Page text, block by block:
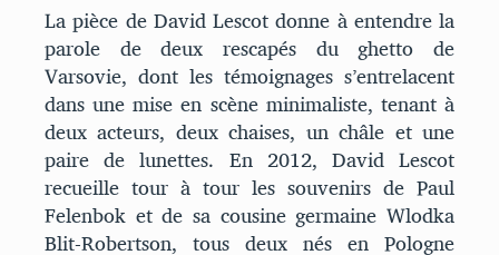
La pièce de David Lescot donne à entendre la
parole de deux rescapés du ghetto de
Varsovie, dont les témoignages s’entrelacent
dans une mise en scène minimaliste, tenant à
deux acteurs, deux chaises, un châle et une
paire de lunettes. En 2012, David Lescot
recueille tour à tour les souvenirs de Paul
Felenbok et de sa cousine germaine Wlodka
Blit-Robertson, tous deux nés en Pologne